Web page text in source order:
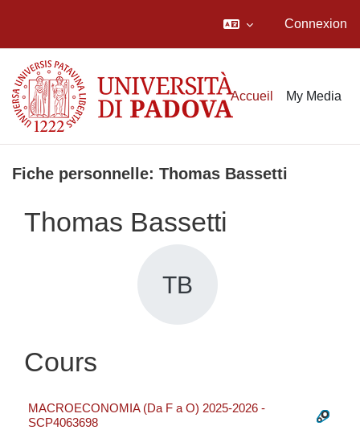
Connexion
Accueil My Media
Fiche personnelle: Thomas Bassetti
Thomas Bassetti
TB
Cours
MACROECONOMIA (Da F a O) 2025-2026 -
SCP4063698